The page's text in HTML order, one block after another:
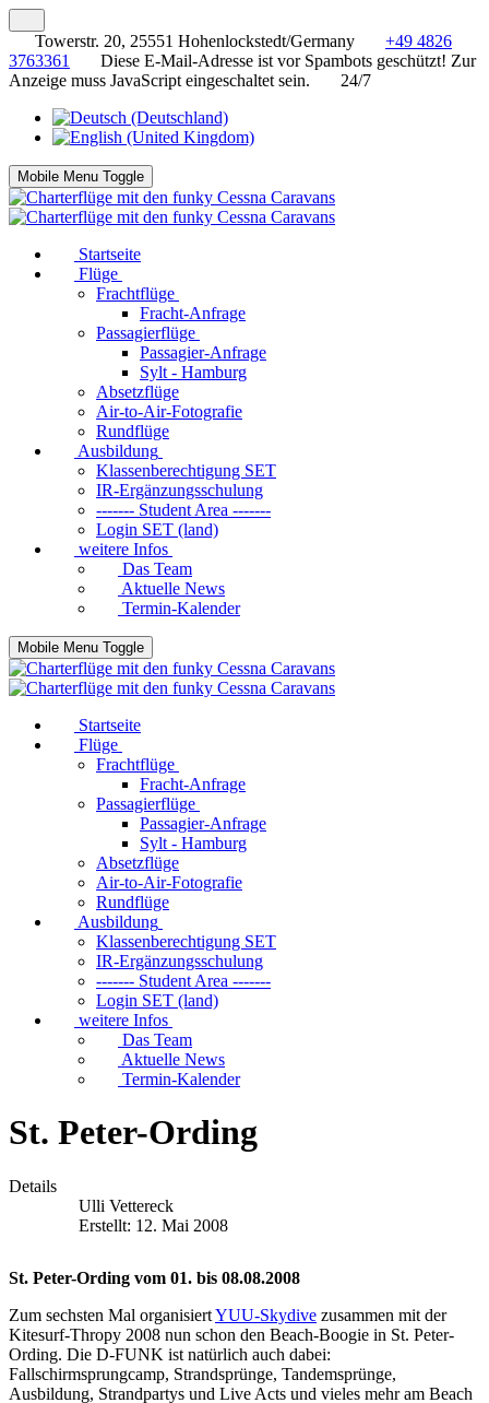
Towerstr. 20, 25551 Hohenlockstedt/Germany
+49 4826
3763361
Diese E-Mail-Adresse ist vor Spambots geschützt! Zur
Anzeige muss JavaScript eingeschaltet sein.
24/7
Mobile Menu Toggle
Startseite
Flüge
Frachtflüge
Fracht-Anfrage
Passagierflüge
Passagier-Anfrage
Sylt - Hamburg
Absetzflüge
Air-to-Air-Fotografie
Rundflüge
Ausbildung
Klassenberechtigung SET
IR-Ergänzungsschulung
------- Student Area -------
Login SET (land)
weitere Infos
Das Team
Aktuelle News
Termin-Kalender
Mobile Menu Toggle
Startseite
Flüge
Frachtflüge
Fracht-Anfrage
Passagierflüge
Passagier-Anfrage
Sylt - Hamburg
Absetzflüge
Air-to-Air-Fotografie
Rundflüge
Ausbildung
Klassenberechtigung SET
IR-Ergänzungsschulung
------- Student Area -------
Login SET (land)
weitere Infos
Das Team
Aktuelle News
Termin-Kalender
St. Peter-Ording
Details
Ulli Vettereck
Erstellt: 12. Mai 2008
St. Peter-Ording vom 01. bis 08.08.2008
Zum sechsten Mal organisiertYUU-Skydive zusammen mit der
Kitesurf-Thropy 2008 nun schon den Beach-Boogie in St. Peter-
Ording. Die D-FUNK ist natürlich auch dabei:
Fallschirmsprungcamp, Strandsprünge, Tandemsprünge,
Ausbildung, Strandpartys und Live Acts und vieles mehr am Beach